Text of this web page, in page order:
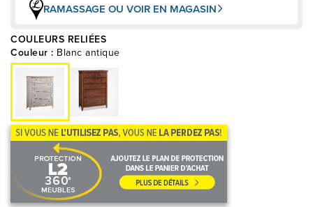
RAMASSAGE OU VOIR EN MAGASIN
COULEURS RELIÉES
Couleur : Blanc antique